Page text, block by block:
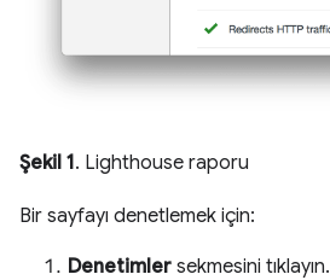
Şekil 1. Lighthouse raporu
Bir sayfayı denetlemek için:
Denetimler sekmesini tıklayın.